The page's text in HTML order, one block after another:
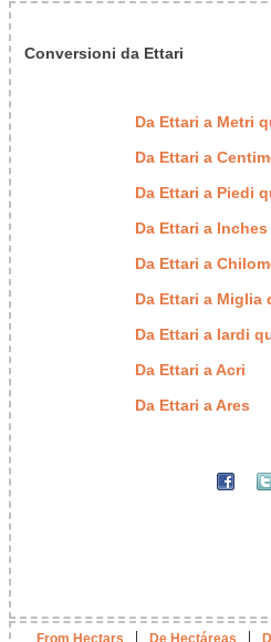
Conversioni da Ettari
Da Ettari a Metri
Da Ettari a
Da Ettari a Piedi
Da Ettari a
Da Ettari a
Da Ettari a Miglia
Da Ettari a Iardi
Da Ettari a Acri
Da Ettari a Ares
| |